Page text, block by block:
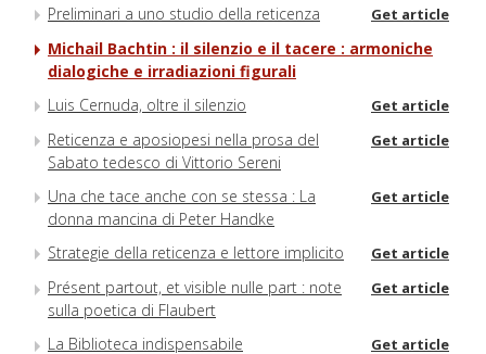
Preliminari a uno studio della reticenza Get article
Michail Bachtin : il silenzio e il tacere : armoniche
dialogiche e irradiazioni figurali
Luis Cernuda, oltre il silenzio
Get article
Reticenza e aposiopesi nella prosa del
Sabato tedesco di Vittorio Sereni
Get article
Una che tace anche con se stessa : La
donna mancina di Peter Handke
Get article
Strategie della reticenza e lettore implicito Get article
Présent partout, et visible nulle part : note
sulla poetica di Flaubert
Get article
La Biblioteca indispensabile Get article